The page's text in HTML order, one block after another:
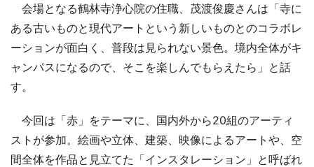
会場となる鶴林寺浄心院の住職、茂渡俊慶さんは「寺に
ある古いものと現代アートという新しいものとのコラボレ
ーションが面白く、普段は見られない景色。境内全体がキ
ャンパスになるので、そこを楽しんでもらえたら」と話
す。
今回は「赤」をテーマに、国内外から20組のアーティ
ストが参加。絵画や立体、建築、映像によるアートや、空
間全体を作品と見立てた「インスタレーション」と呼ばれ